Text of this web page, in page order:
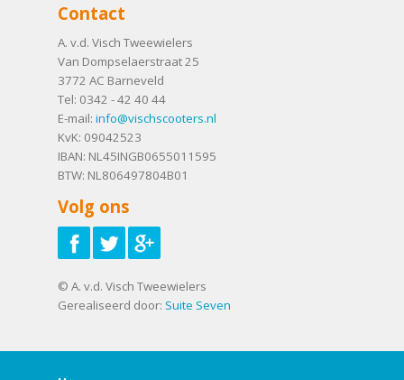
Contact
A. v.d. Visch Tweewielers
Van Dompselaerstraat 25
3772 AC Barneveld
Tel: 0342 - 42 40 44
E-mail: info@vischscooters.nl
KvK: 09042523
IBAN: NL45INGB0655011595
BTW: NL806497804B01
Volg ons
© A. v.d. Visch Tweewielers
Gerealiseerd door: Suite Seven